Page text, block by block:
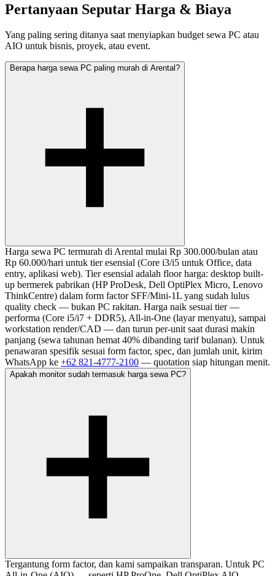
Pertanyaan Seputar Harga & Biaya
Yang paling sering ditanya saat menyiapkan budget sewa PC atau
AIO untuk bisnis, proyek, atau event.
Berapa harga sewa PC paling murah di Arental?
Harga sewa PC termurah di Arental mulai Rp 300.000/bulan atau
Rp 60.000/hari untuk tier esensial (Core i3/i5 untuk Office, data
entry, aplikasi web). Tier esensial adalah floor harga: desktop built-
up bermerek pabrikan (HP ProDesk, Dell OptiPlex Micro, Lenovo
ThinkCentre) dalam form factor SFF/Mini-1L yang sudah lulus
quality check — bukan PC rakitan. Harga naik sesuai tier —
performa (Core i5/i7 + DDR5), All-in-One (layar menyatu), sampai
workstation render/CAD — dan turun per-unit saat durasi makin
panjang (sewa tahunan hemat 40% dibanding tarif bulanan). Untuk
penawaran spesifik sesuai form factor, spec, dan jumlah unit, kirim
WhatsApp ke +62 821-4777-2100 — quotation siap hitungan menit.
Apakah monitor sudah termasuk harga sewa PC?
Tergantung form factor, dan kami sampaikan transparan. Untuk PC